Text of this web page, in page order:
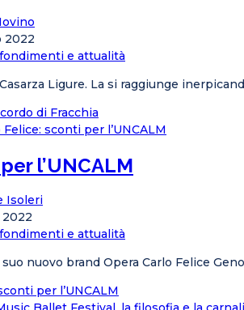
2022
e attualità
Ligure. La si raggiunge
di Fracchia
l’UNCALM
Isoleri
2022
e attualità
nuovo brand Opera Carlo Felice
per l’UNCALM